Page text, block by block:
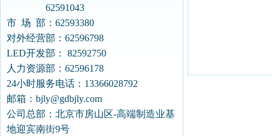
62591043
市 场 部：62593380
对外经营部：62596798
LED开发部： 82592750
人力资源部：62596178
24小时服务电话：13366028792
邮箱： bjly@gdbjly.com
公司总部：北京市房山区-高端制造业基
地迎宾南街9号